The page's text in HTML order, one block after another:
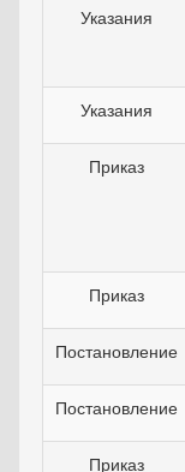
Указания
Указания
Приказ
Приказ
Постановление
Постановление
Приказ